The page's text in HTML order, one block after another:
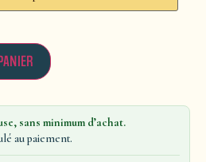
sans minimum d’achat.
au paiement.